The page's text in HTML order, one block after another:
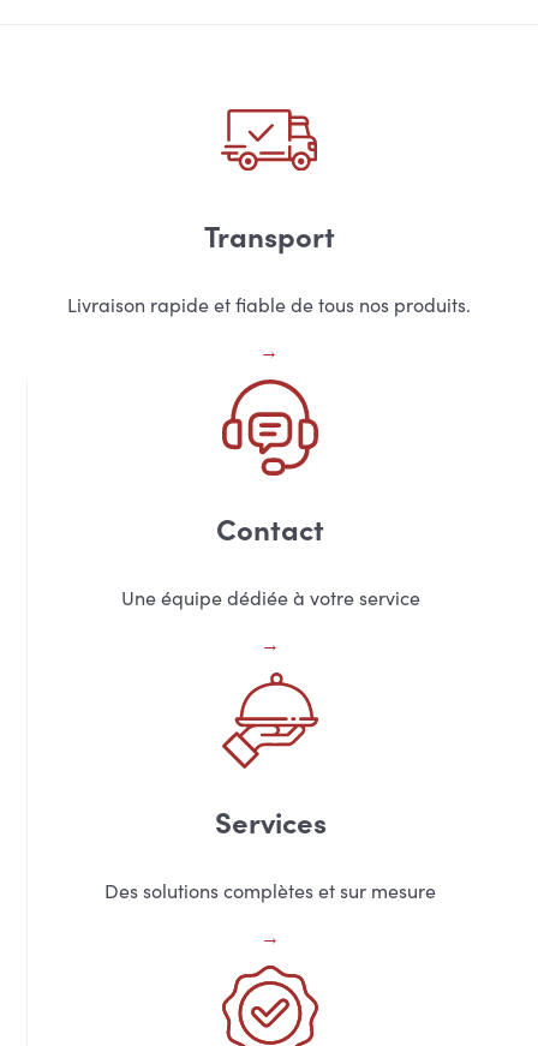
Transport
Livraison rapide et fiable de tous nos produits.
Contact
Une équipe dédiée à votre service
Services
Des solutions complètes et sur mesure